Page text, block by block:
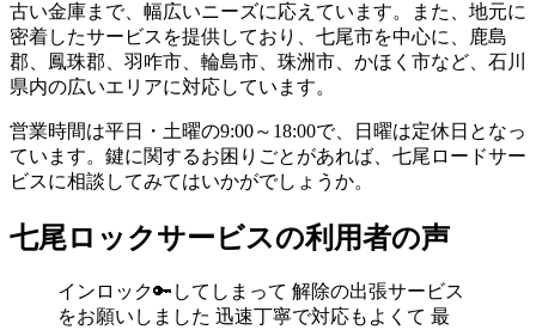
古い金庫まで、幅広いニーズに応えています。また、地元に
密着したサービスを提供しており、七尾市を中心に、鹿島
郡、鳳珠郡、羽咋市、輪島市、珠洲市、かほく市など、石川
県内の広いエリアに対応しています。
営業時間は平日・土曜の9:00～18:00で、日曜は定休日となっ
ています。鍵に関するお困りごとがあれば、七尾ロードサー
ビスに相談してみてはいかがでしょうか。
七尾ロックサービスの利用者の声
インロック🔑してしまって 解除の出張サービス
をお願いしました 迅速丁寧で対応もよくて 最